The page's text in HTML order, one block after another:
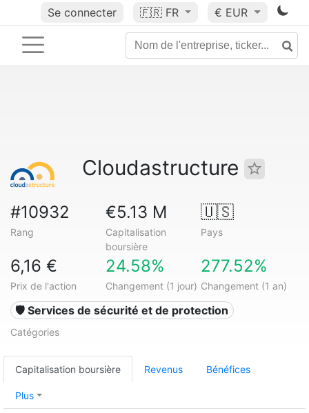
Se connecter 🇫🇷 FR € EUR
Cloudastructure
#10932
Rang
€5.13 M
Capitalisation
boursière
🇺🇸
Pays
6,16 €
Prix de l'action
24.58%
Changement (1 jour)
277.52%
Changement (1 an)
🛡️ Services de sécurité et de protection
Catégories
Capitalisation boursière Revenus Bénéfices
Plus